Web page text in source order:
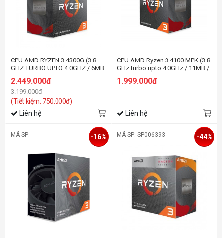
CPU AMD RYZEN 3 4300G (3.8
GHZ TURBO UPTO 4.0GHZ / 6MB
SOCKET AM4)
2.449.000đ
3.199.000đ
(Tiết kiệm: 750.000đ)
Liên hệ
CPU AMD Ryzen 3 4100 MPK (3.8
GHz turbo upto 4.0GHz / 11MB /
Socket AM4)
1.999.000đ
Liên hệ
MÃ SP: -16% MÃ SP: SP006393 -44%